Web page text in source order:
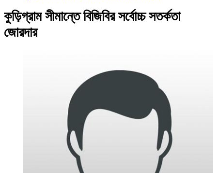
কুড়িগ্রাম সীমান্তে বিজিবির সর্বোচ্চ সতর্কতা
জোরদার